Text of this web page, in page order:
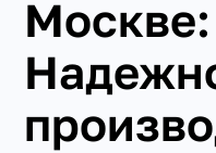
Москве: